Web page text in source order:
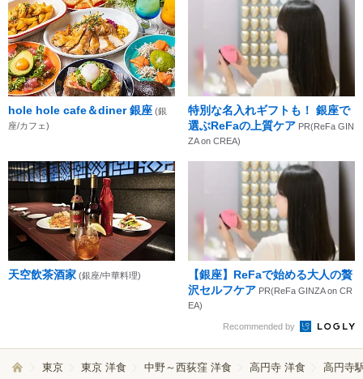
hole hole cafe＆diner 銀座 (銀
座/カフェ)
特別な名入れギフトも！ 銀座で
選ぶReFaの上質ケア PR(ReFa GIN
ZA on CREA)
天空飲茶酒家 (銀座/中華料理)
【銀座】ReFaで始める大人の贅
沢セルフケア PR(ReFa GINZA on CR
EA)
Recommended by
東京 東京 洋食 中野～西荻窪 洋食 高円寺 洋食 高円寺